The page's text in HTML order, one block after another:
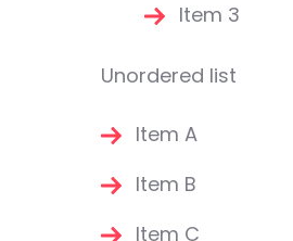
Item 3
Unordered list
Item A
Item B
Item C